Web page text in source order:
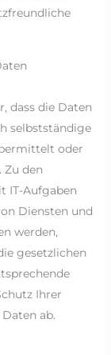
dass die Daten
selbstständige
oder
Zu den
IT-Aufgaben
Diensten und
werden,
gesetzlichen
Ihrer
ab.